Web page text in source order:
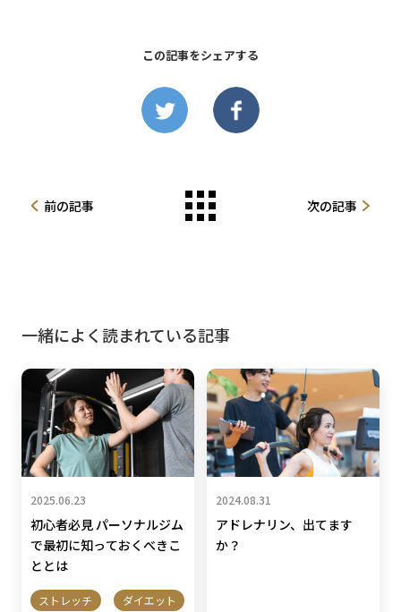
この記事をシェアする
前の記事 次の記事
一緒によく読まれている記事
2025.06.23
初心者必見 パーソナルジム
で最初に知っておくべきこ
ととは
ストレッチ
ダイエット
2024.08.31
アドレナリン、出てます
か？